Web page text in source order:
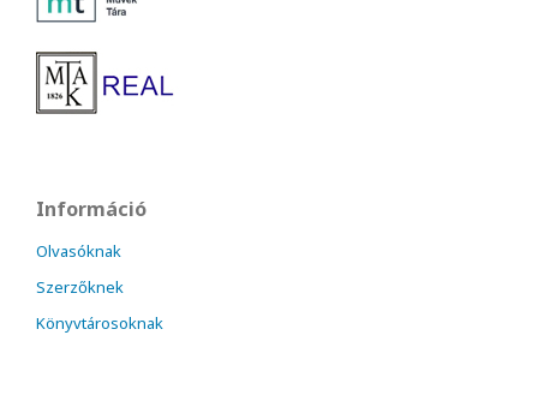
Információ
Olvasóknak
Szerzőknek
Könyvtárosoknak